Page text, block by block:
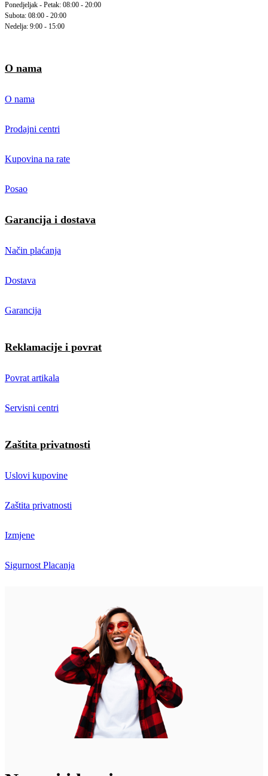
Ponedjeljak - Petak: 08:00 - 20:00
Subota: 08:00 - 20:00
Nedelja: 9:00 - 15:00
O nama
O nama
Prodajni centri
Kupovina na rate
Posao
Garancija i dostava
Način plaćanja
Dostava
Garancija
Reklamacije i povrat
Povrat artikala
Servisni centri
Zaštita privatnosti
Uslovi kupovine
Zaštita privatnosti
Izmjene
Sigurnost Placanja